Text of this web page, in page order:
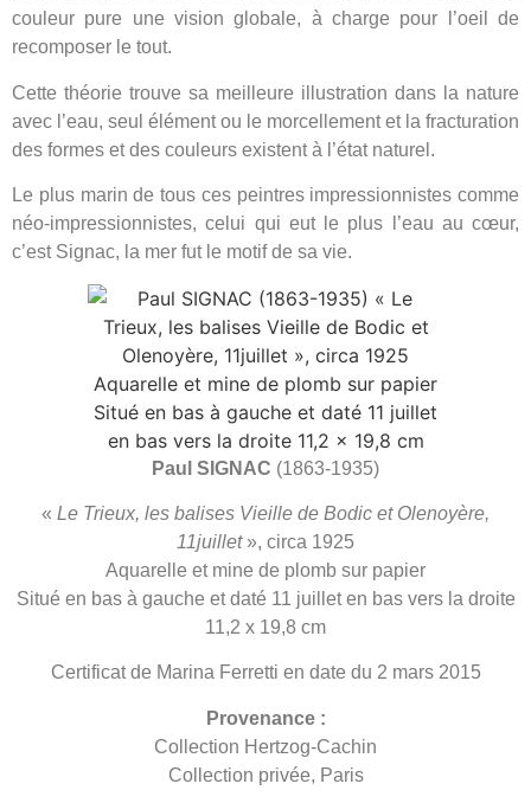
couleur pure une vision globale, à charge pour l’oeil de
recomposer le tout.
Cette théorie trouve sa meilleure illustration dans la nature
avec l’eau, seul élément ou le morcellement et la fracturation
des formes et des couleurs existent à l’état naturel.
Le plus marin de tous ces peintres impressionnistes comme
néo-impressionnistes, celui qui eut le plus l’eau au cœur,
c’est Signac, la mer fut le motif de sa vie.
Paul SIGNAC (1863-1935)
« Le Trieux, les balises Vieille de Bodic et Olenoyère,
11juillet », circa 1925
Aquarelle et mine de plomb sur papier
Situé en bas à gauche et daté 11 juillet en bas vers la droite
11,2 x 19,8 cm
Certificat de Marina Ferretti en date du 2 mars 2015
Provenance :
Collection Hertzog-Cachin
Collection privée, Paris